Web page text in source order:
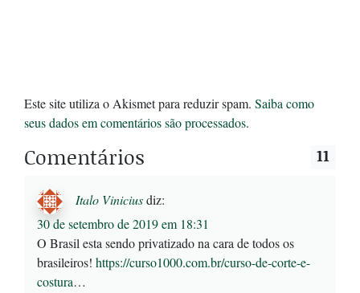
Este site utiliza o Akismet para reduzir spam. Saiba como
seus dados em comentários são processados.
Comentários 11
Italo Viniciusdiz:
30 de setembro de 2019 em 18:31
O Brasil esta sendo privatizado na cara de todos os
brasileiros! https://curso1000.com.br/curso-de-corte-e-
costura…